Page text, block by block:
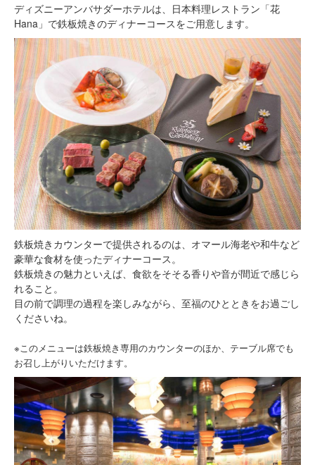
ディズニーアンバサダーホテルは、日本料理レストラン「花
Hana」で鉄板焼きのディナーコースをご用意します。
鉄板焼きカウンターで提供されるのは、オマール海老や和牛など
豪華な食材を使ったディナーコース。
鉄板焼きの魅力といえば、食欲をそそる香りや音が間近で感じら
れること。
目の前で調理の過程を楽しみながら、至福のひとときをお過ごし
くださいね。
※このメニューは鉄板焼き専用のカウンターのほか、テーブル席でも
お召し上がりいただけます。